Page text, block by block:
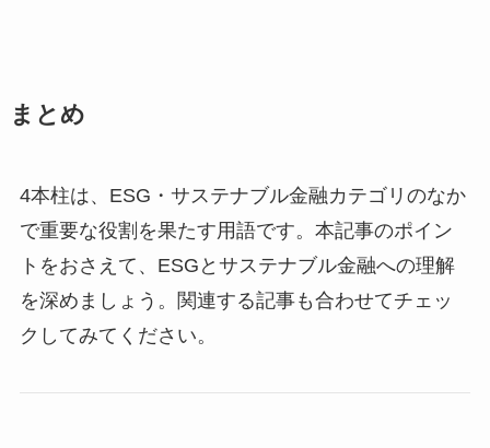
まとめ
4本柱は、ESG・サステナブル金融カテゴリのなか
で重要な役割を果たす用語です。本記事のポイン
トをおさえて、ESGとサステナブル金融への理解
を深めましょう。関連する記事も合わせてチェッ
クしてみてください。